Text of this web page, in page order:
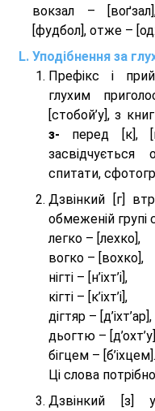
вокзал –
[фудбол], отже –
Уподібнення за
Префікс і
глухим
[стобой’у], з
з- перед [к],
засвідчується
спитати,
Дзвінкий [г]
обмеженій групі
легко – [лехко],
вогко – [вохко],
нігті – [н’іхт’і],
кігті – [к’іхт’і],
дігтяр – [д’іхт’ар],
дьогтю –
бігцем – [б’іхцем].
Ці слова
Дзвінкий [з]